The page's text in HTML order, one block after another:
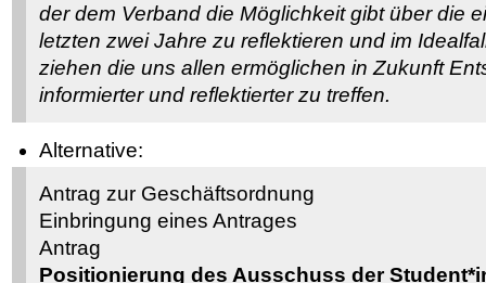
der dem Verband die Möglichkeit gibt über die
letzten zwei Jahre zu reflektieren und im
ziehen die uns allen ermöglichen in Zukunft
informierter und reflektierter zu treffen.
Alternative:
Antrag zur Geschäftsordnung
Einbringung eines Antrages
Antrag
Positionierung des Ausschuss der